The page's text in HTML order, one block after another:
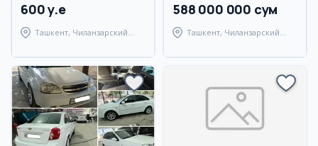
600 y.e
Ташкент, Чиланзарский
588 000 000 сум
Ташкент, Чиланзарский